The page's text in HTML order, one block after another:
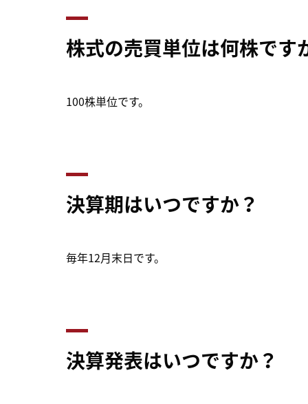
株式の売買単位は何株です
100株単位です。
決算期はいつですか？
毎年12月末日です。
決算発表はいつですか？